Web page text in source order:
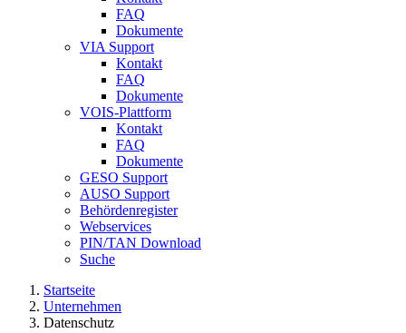
FAQ
Dokumente
VIA Support
Kontakt
FAQ
Dokumente
VOIS-Plattform
Kontakt
FAQ
Dokumente
GESO Support
AUSO Support
Behördenregister
Webservices
PIN/TAN Download
Suche
Startseite
Unternehmen
Datenschutz